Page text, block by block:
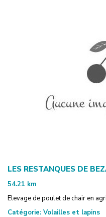
LES RESTANQUES DE
54.21 km
Elevage de poulet de chair en
Catégorie: Volailles et lapins